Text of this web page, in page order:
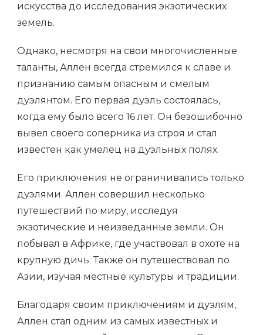
искусства до исследования экзотических
земель.
Однако, несмотря на свои многочисленные
таланты, Аллен всегда стремился к славе и
признанию самым опасным и смелым
дуэлянтом. Его первая дуэль состоялась,
когда ему было всего 16 лет. Он безошибочно
вывел своего соперника из строя и стал
известен как умелец на дуэльных полях.
Его приключения не ограничивались только
дуэлями. Аллен совершил несколько
путешествий по миру, исследуя
экзотические и неизведанные земли. Он
побывал в Африке, где участвовал в охоте на
крупную дичь. Также он путешествовал по
Азии, изучая местные культуры и традиции.
Благодаря своим приключениям и дуэлям,
Аллен стал одним из самых известных и